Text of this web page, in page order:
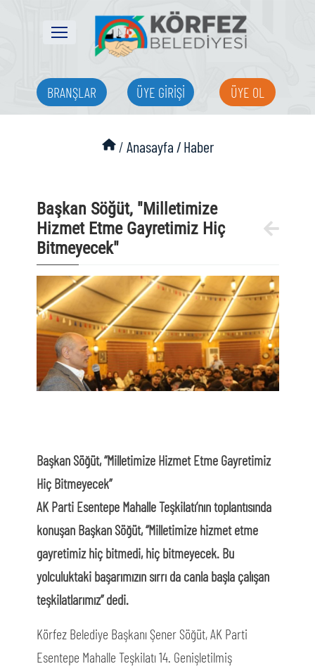
BRANŞLAR ÜYE GİRİŞİ ÜYE OL
/Anasayfa /Haber
Başkan Söğüt, "Milletimize
Hizmet Etme Gayretimiz Hiç
Bitmeyecek"
Başkan Söğüt, “Milletimize Hizmet Etme Gayretimiz
Hiç Bitmeyecek”
AK Parti Esentepe Mahalle Teşkilatı’nın toplantısında
konuşan Başkan Söğüt, “Milletimize hizmet etme
gayretimiz hiç bitmedi, hiç bitmeyecek. Bu
yolculuktaki başarımızın sırrı da canla başla çalışan
teşkilatlarımız” dedi.
Körfez Belediye Başkanı Şener Söğüt, AK Parti
Esentepe Mahalle Teşkilatı 14. Genişletilmiş